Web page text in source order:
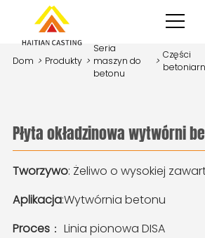
Dom > Produkty >
Seria
maszyn do
betonu
>
Części
<
Płyta okładzinowa wytwórni
Tworzywo: Żeliwo o wysokiej
Aplikacja:Wytwórnia betonu
Proces： Linia pionowa DISA